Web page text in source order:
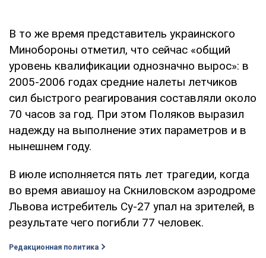
В то же время представитель украинского
Минобороны отметил, что сейчас «общий
уровень квалификации однозначно вырос»: в
2005-2006 годах средние налеты летчиков
сил быстрого реагирования составляли около
70 часов за год. При этом Поляков выразил
надежду на выполнение этих параметров и в
нынешнем году.
В июле исполняется пять лет трагедии, когда
во время авиашоу на Скниловском аэродроме
Львова истребитель Су-27 упал на зрителей, в
результате чего погибли 77 человек.
Редакционная политика